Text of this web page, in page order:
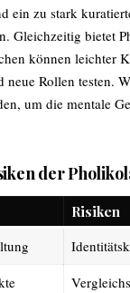
ein zu stark
Gleichzeitig bietet
können leichter
neue Rollen testen.
um die mentale
der
Risiken